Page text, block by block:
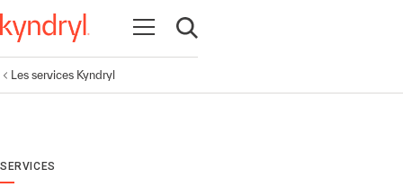
Ouvrir la navigation
Ouvrir la recherche
Les services Kyndryl
SERVICES